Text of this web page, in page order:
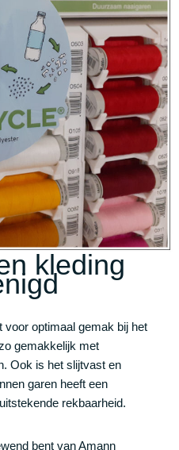
kleding
optimaal gemak bij het
gemakkelijk met
Ook is het slijtvast en
garen heeft een
rekbaarheid.
bent van Amann